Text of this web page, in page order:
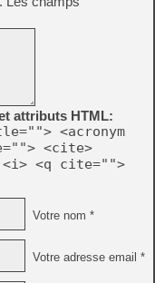
attributs HTML:
<acronym
<cite>
<i> <q cite="">
Votre nom *
Votre adresse email *